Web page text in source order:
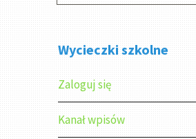
Wycieczki szkolne
Zaloguj się
Kanał wpisów